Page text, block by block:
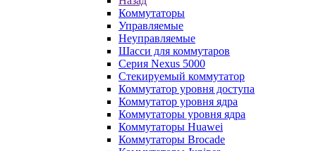
Коммутаторы
Управляемые
Неуправляемые
Шасси для коммутаров
Серия Nexus 5000
Стекируемый коммутатор
Коммутатор уровня доступа
Коммутатор уровня ядра
Коммутаторы уровня ядра
Коммутаторы Huawei
Коммутаторы Brocade